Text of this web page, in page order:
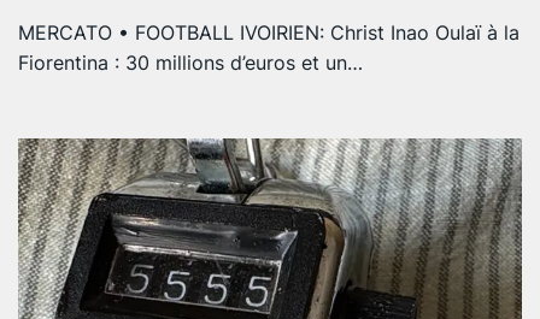
MERCATO • FOOTBALL IVOIRIEN: Christ Inao Oulaï à la
Fiorentina : 30 millions d’euros et un…